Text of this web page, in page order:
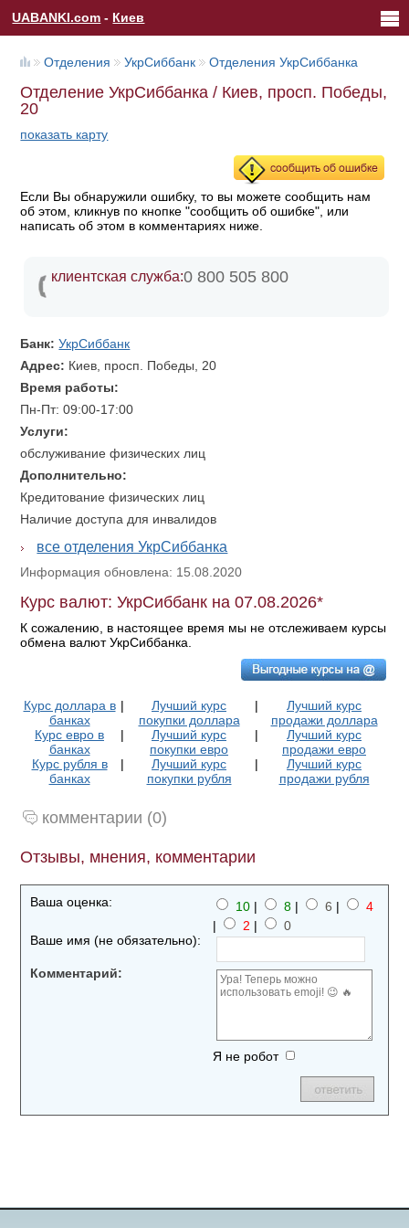
UABANKI.com - Киев
Отделения УкрСиббанк Отделения УкрСиббанка
Отделение УкрСиббанка / Киев, просп. Победы,
20
показать карту
Если Вы обнаружили ошибку, то вы можете сообщить нам
об этом, кликнув по кнопке "сообщить об ошибке", или
написать об этом в комментариях ниже.
клиентская служба:0 800 505 800
Банк:УкрСиббанк
Адрес: Киев, просп. Победы, 20
Время работы:
Пн-Пт: 09:00-17:00
Услуги:
обслуживание физических лиц
Дополнительно:
Кредитование физических лиц
Наличие доступа для инвалидов
все отделения УкрСиббанка
Информация обновлена: 15.08.2020
Курс валют: УкрСиббанк на 07.08.2026*
К сожалению, в настоящее время мы не отслеживаем курсы
обмена валют УкрСиббанка.
Курс доллара в
банках
|
Лучший курс
покупки доллара
|
Лучший курс
продажи доллара
Курс евро в
банках
|
Лучший курс
покупки евро
|
Лучший курс
продажи евро
Курс рубля в
банках
|
Лучший курс
покупки рубля
|
Лучший курс
продажи рубля
комментарии (0)
Отзывы, мнения, комментарии
Ваша оценка: 10 | 8 | 6 |
4
|
2 |
0
Ваше имя (не обязательно):
Комментарий:
Я не робот